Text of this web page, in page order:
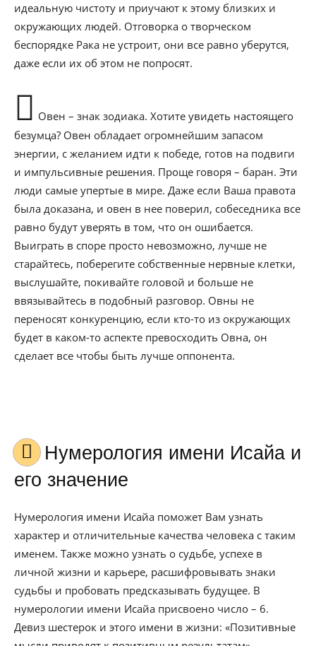
идеальную чистоту и приучают к этому близких и
окружающих людей. Отговорка о творческом
беспорядке Рака не устроит, они все равно уберутся,
даже если их об этом не попросят.
Овен – знак зодиака. Хотите увидеть настоящего
безумца? Овен обладает огромнейшим запасом
энергии, с желанием идти к победе, готов на подвиги
и импульсивные решения. Проще говоря – баран. Эти
люди самые упертые в мире. Даже если Ваша правота
была доказана, и овен в нее поверил, собеседника все
равно будут уверять в том, что он ошибается.
Выиграть в споре просто невозможно, лучше не
старайтесь, поберегите собственные нервные клетки,
выслушайте, покивайте головой и больше не
ввязывайтесь в подобный разговор. Овны не
переносят конкуренцию, если кто-то из окружающих
будет в каком-то аспекте превосходить Овна, он
сделает все чтобы быть лучше оппонента.
Нумерология имени Исайа и
его значение
Нумерология имени Исайа поможет Вам узнать
характер и отличительные качества человека с таким
именем. Также можно узнать о судьбе, успехе в
личной жизни и карьере, расшифровывать знаки
судьбы и пробовать предсказывать будущее. В
нумерологии имени Исайа присвоено число – 6.
Девиз шестерок и этого имени в жизни: «Позитивные